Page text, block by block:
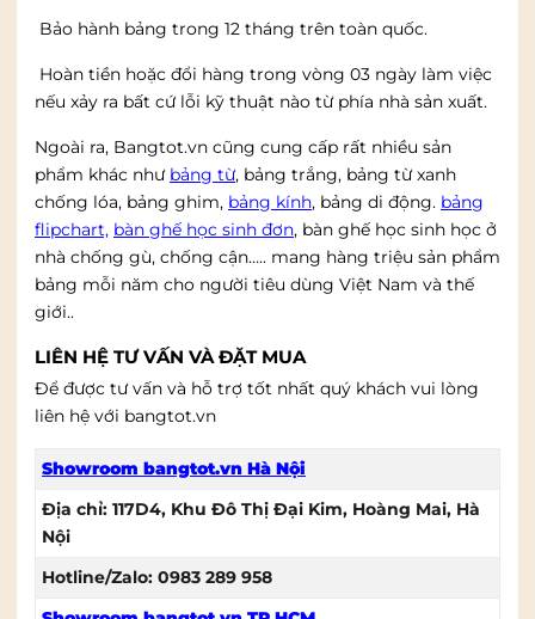
Bảo hành bảng trong 12 tháng trên toàn quốc.
Hoàn tiền hoặc đổi hàng trong vòng 03 ngày làm việc
nếu xảy ra bất cứ lỗi kỹ thuật nào từ phía nhà sản xuất.
Ngoài ra, Bangtot.vn cũng cung cấp rất nhiều sản
phẩm khác như bảng từ, bảng trắng, bảng từ xanh
chống lóa, bảng ghim, bảng kính, bảng di động. bảng
flipchart, bàn ghế học sinh đơn, bàn ghế học sinh học ở
nhà chống gù, chống cận….. mang hàng triệu sản phẩm
bảng mỗi năm cho người tiêu dùng Việt Nam và thế
giới..
LIÊN HỆ TƯ VẤN VÀ ĐẶT MUA
Để được tư vấn và hỗ trợ tốt nhất quý khách vui lòng
liên hệ với bangtot.vn
Showroom bangtot.vn Hà Nội
Địa chỉ: 117D4, Khu Đô Thị Đại Kim, Hoàng Mai, Hà
Nội
Hotline/Zalo: 0983 289 958